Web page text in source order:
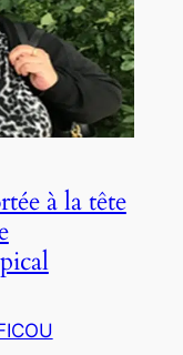
à la tête